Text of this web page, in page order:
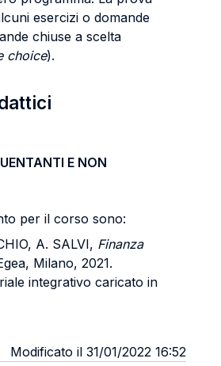
esercizi o domande
chiuse a scelta
choice).
E NON
per il corso sono:
A. SALVI, Finanza
Milano, 2021.
integrativo caricato in
Modificato il 31/01/2022 16:52